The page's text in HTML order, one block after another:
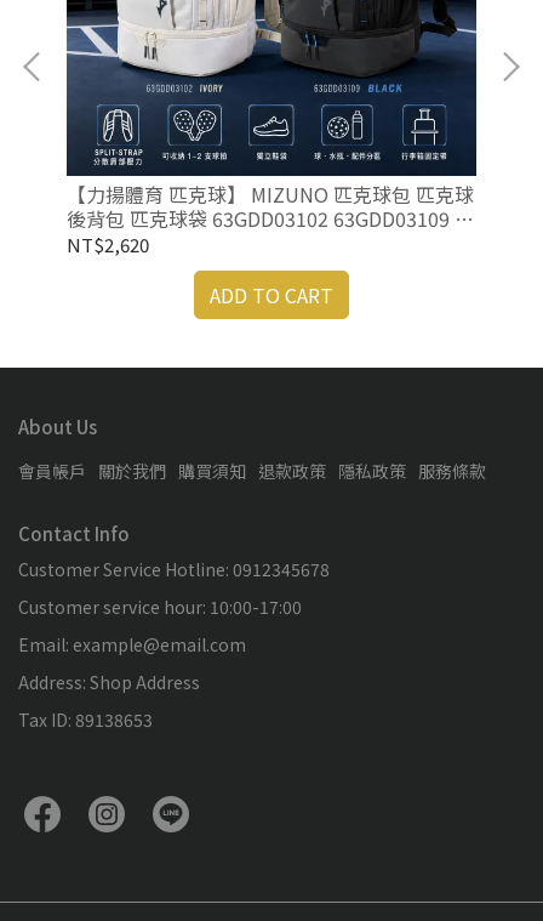
【力揚體育 匹克球】 MIZUNO 匹克球包 匹克球
後背包 匹克球袋 63GDD03102 63GDD03109 匹
克球拍
NT$2,620
ADD TO CART
About Us
會員帳戶 關於我們 購買須知 退款政策 隱私政策 服務條款
Contact Info
Customer Service Hotline: 0912345678
Customer service hour: 10:00-17:00
Email: example@email.com
Address: Shop Address
Tax ID: 89138653